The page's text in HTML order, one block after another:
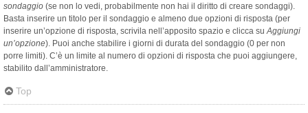
sondaggio (se non lo vedi, probabilmente non hai il diritto di creare sondaggi).
Basta inserire un titolo per il sondaggio e almeno due opzioni di risposta (per
inserire un’opzione di risposta, scrivila nell’apposito spazio e clicca suAggiungi
un’opzione). Puoi anche stabilire i giorni di durata del sondaggio (0 per non
porre limiti). C’è un limite al numero di opzioni di risposta che puoi aggiungere,
stabilito dall’amministratore.
Top